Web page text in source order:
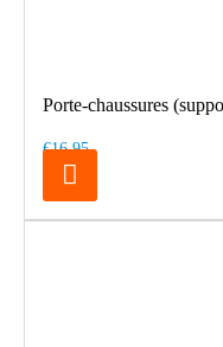
Porte-chaussures
€16.95